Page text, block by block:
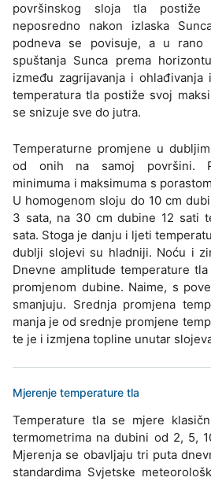
površinskog sloja tla postiže
neposredno nakon izlaska
podneva se povisuje, a u rano
spuštanja Sunca prema
između zagrijavanja i
temperatura tla postiže svoj
se snizuje sve do jutra.
Temperaturne promjene u
od onih na samoj površini.
minimuma i maksimuma s
U homogenom sloju do 10 cm
3 sata, na 30 cm dubine 12 sati
sata. Stoga je danju i ljeti
dublji slojevi su hladniji. Noću i
Dnevne amplitude temperature
promjenom dubine. Naime, s
smanjuju. Srednja promjena
manja je od srednje promjene
te je i izmjena topline unutar
Mjerenje temperature tla
Temperature tla se mjere
termometrima na dubini od 2, 5,
Mjerenja se obavljaju tri puta
standardima Svjetske